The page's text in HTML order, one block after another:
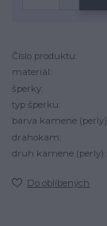
Číslo produktu:
materiál:
šperky:
typ šperku:
barva kamene (perly):
drahokam:
druh kamene (perly):
Do oblíbených